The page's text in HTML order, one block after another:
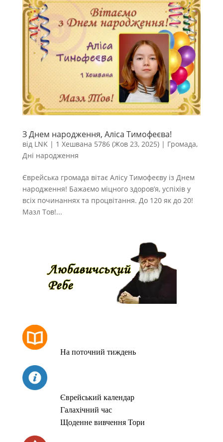
З Днем народження, Аліса Тимофеєва!
від LNK| 1 Хешвана 5786 (Жов 23, 2025)| Громада,
Дні народження
Єврейська громада вітає Алісу Тимофеєву із Днем
народження! Бажаємо міцного здоров’я, успіхів у
всіх починаннях та процвітання. До 120 як до 20!
Мазл Тов!...
На поточний тиждень
Єврейський календар
Галахічний час
Щоденне вивчення Тори